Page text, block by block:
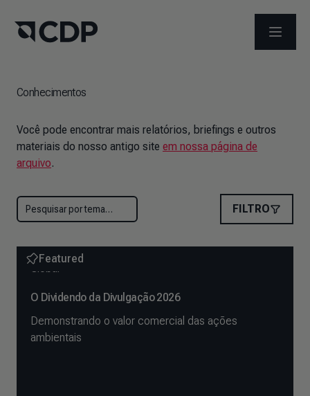
ABRIR
Conhecimentos
Você pode encontrar mais relatórios, briefings e outros
materiais do nosso antigo site em nossa página de
arquivo.
FILTRO
Featured
Global
O Dividendo da Divulgação 2026
Demonstrando o valor comercial das ações
ambientais